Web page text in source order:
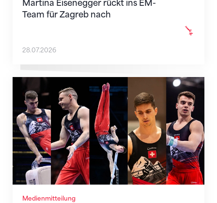
Martina Eisenegger rückt ins EM-
Team für Zagreb nach
28.07.2026
Medienmitteilung
Männer-Team für die EM in Zagreb nominiert